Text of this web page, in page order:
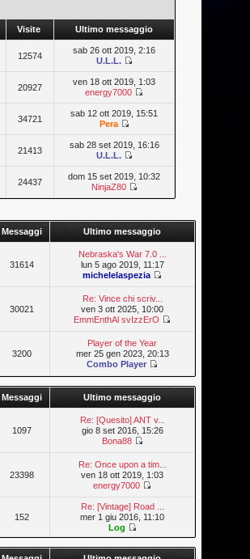
Visite Ultimo messaggio
12574
sab 26 ott 2019, 2:16
U.L.L.
20927
ven 18 ott 2019, 1:03
energy7000
34721
sab 12 ott 2019, 15:51
Pera
21413
sab 28 set 2019, 16:16
U.L.L.
24437
dom 15 set 2019, 10:32
NinjaZ80
Messaggi Ultimo messaggio
31614
Nebraska's War 7.0 ...
lun 5 ago 2019, 11:17
michelelaspezia
30021
Re: Vince chi scriv...
ven 3 ott 2025, 10:00
EmmEnthAl svIzzErO
3200
Player of the Year
mer 25 gen 2023, 20:13
Combo Player
Messaggi Ultimo messaggio
1097
Re: [Quesito] ANT v...
gio 8 set 2016, 15:26
Bona88
23398
Re: Once upon a tim...
ven 18 ott 2019, 1:03
energy7000
152
Re: [Vintage] Road ...
mer 1 giu 2016, 11:10
Log